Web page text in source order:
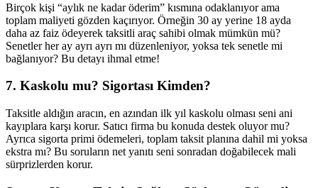
Birçok kişi “aylık ne kadar öderim” kısmına odaklanıyor ama
toplam maliyeti gözden kaçırıyor. Örneğin 30 ay yerine 18 ayda
daha az faiz ödeyerek taksitli araç sahibi olmak mümkün mü?
Senetler her ay ayrı ayrı mı düzenleniyor, yoksa tek senetle mi
bağlanıyor? Bu detayı ihmal etme!
7. Kaskolu mu? Sigortası Kimden?
Taksitle aldığın aracın, en azından ilk yıl kaskolu olması seni ani
kayıplara karşı korur. Satıcı firma bu konuda destek oluyor mu?
Ayrıca sigorta primi ödemeleri, toplam taksit planına dahil mi yoksa
ekstra mı? Bu soruların net yanıtı seni sonradan doğabilecek mali
sürprizlerden korur.